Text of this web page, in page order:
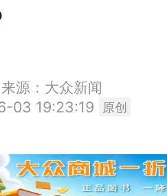
来源：大众新闻
03 19:23:19
原创